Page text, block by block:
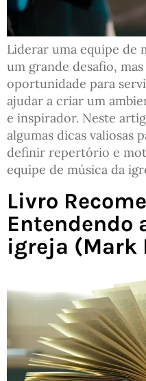
Liderar uma equipe de
um grande desafio,
oportunidade para
ajudar a criar um
e inspirador. Neste
algumas dicas valiosas
definir repertório e
equipe de música da
Livro
Entendendo
igreja (Mark